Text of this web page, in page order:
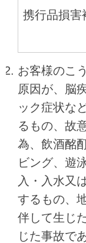
携行品損害
お客様のこ
原因が、脳
ック症状な
るもの、故
為、飲酒酩
ビング、遊
入・入水又
するもの、
伴して生じ
じた事故で